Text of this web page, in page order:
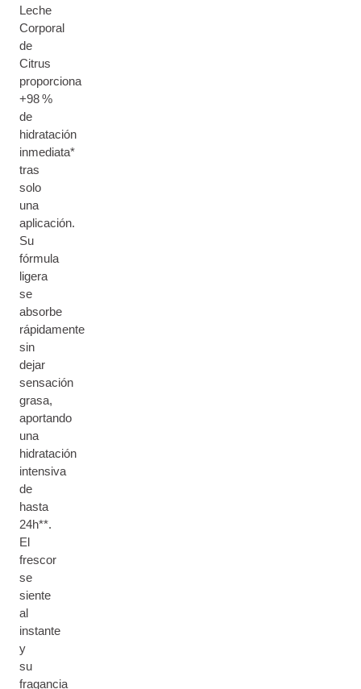
Leche
Corporal
de
Citrus
proporciona
+98 %
de
hidratación
inmediata*
tras
solo
una
aplicación.
Su
fórmula
ligera
se
absorbe
rápidamente
sin
dejar
sensación
grasa,
aportando
una
hidratación
intensiva
de
hasta
24h**.
El
frescor
se
siente
al
instante
y
su
fragancia